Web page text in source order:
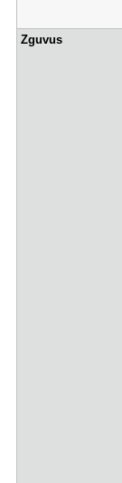
Zguvus